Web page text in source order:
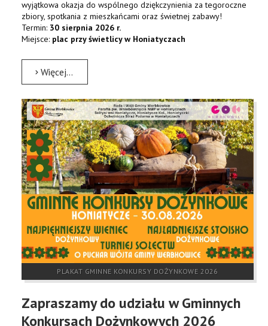
wyjątkowa okazja do wspólnego dziękczynienia za tegoroczne
zbiory, spotkania z mieszkańcami oraz świetnej zabawy!
Termin: 30 sierpnia 2026 r.
Miejsce: plac przy świetlicy w Honiatyczach
Więcej…
PLAKAT GMINNE KONKURSY DOŻYNKOWE 2026
Zapraszamy do udziału w Gminnych
Konkursach Dożynkowych 2026